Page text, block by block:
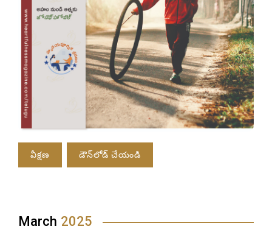
వీక్షణ డౌన్‌లోడ్ చేయండి
March 2025